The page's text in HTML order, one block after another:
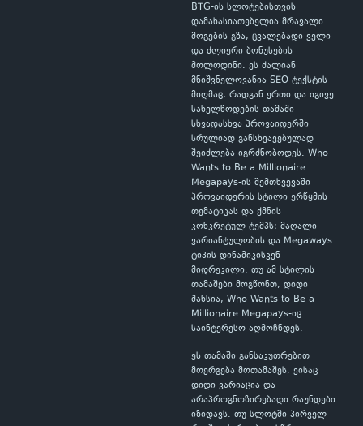
BTG-ის სლოტებისთვის
დამახასიათებელია მრავალი
მოგების გზა, ცვალებადი ველი
და ძლიერი ბონუსების
მოლოდინი. ეს ძალიან
მნიშვნელოვანია SEO ტექსტის
მიღმაც, რადგან ერთი და იგივე
სახელწოდების თამაში
სხვადასხვა პროვაიდერში
სრულიად განსხვავებულად
შეიძლება იგრძნობოდეს. Who
Wants to Be a Millionaire
Megapays-ის შემთხვევაში
პროვაიდერის სტილი ერწყმის
თემატიკას და ქმნის
კონკრეტულ ტემპს: მაღალი
ვარიანტულობის და Megaways
ტიპის დინამიკისკენ
მიდრეკილი. თუ ამ სტილის
თამაშები მოგწონთ, დიდი
შანსია, Who Wants to Be a
Millionaire Megapays-იც
საინტერესო აღმოჩნდეს.
ეს თამაში განსაკუთრებით
მოერგება მოთამაშეს, ვისაც
დიდი ვარიაცია და
არაპროგნოზირებადი რაუნდები
იზიდავს. თუ სლოტში პირველ